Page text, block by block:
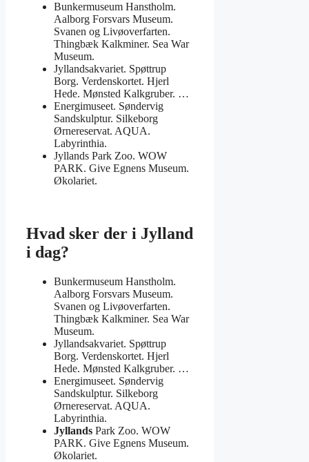
Bunkermuseum Hanstholm.
Aalborg Forsvars Museum.
Svanen og Livøoverfarten.
Thingbæk Kalkminer. Sea War
Museum.
Jyllandsakvariet. Spøttrup
Borg. Verdenskortet. Hjerl
Hede. Mønsted Kalkgruber. …
Energimuseet. Søndervig
Sandskulptur. Silkeborg
Ørnereservat. AQUA.
Labyrinthia.
Jyllands Park Zoo. WOW
PARK. Give Egnens Museum.
Økolariet.
Hvad sker der i Jylland
i dag?
Bunkermuseum Hanstholm.
Aalborg Forsvars Museum.
Svanen og Livøoverfarten.
Thingbæk Kalkminer. Sea War
Museum.
Jyllandsakvariet. Spøttrup
Borg. Verdenskortet. Hjerl
Hede. Mønsted Kalkgruber. …
Energimuseet. Søndervig
Sandskulptur. Silkeborg
Ørnereservat. AQUA.
Labyrinthia.
Jyllands Park Zoo. WOW
PARK. Give Egnens Museum.
Økolariet.